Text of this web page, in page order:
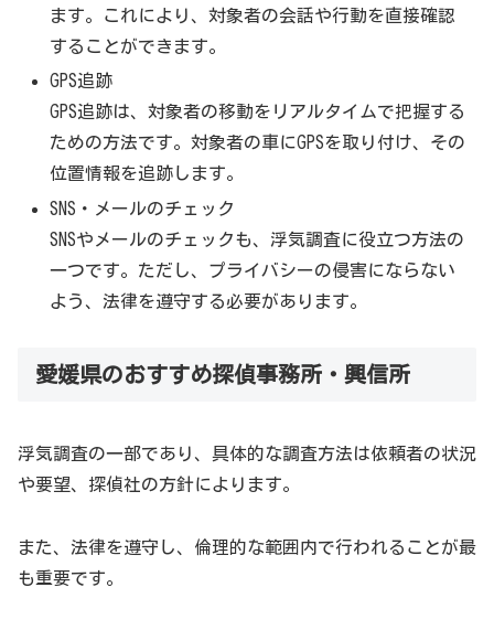
ます。これにより、対象者の会話や行動を直接確認
することができます。
GPS追跡
GPS追跡は、対象者の移動をリアルタイムで把握する
ための方法です。対象者の車にGPSを取り付け、その
位置情報を追跡します。
SNS・メールのチェック
SNSやメールのチェックも、浮気調査に役立つ方法の
一つです。ただし、プライバシーの侵害にならない
よう、法律を遵守する必要があります。
愛媛県のおすすめ探偵事務所・興信所
浮気調査の一部であり、具体的な調査方法は依頼者の状況
や要望、探偵社の方針によります。
また、法律を遵守し、倫理的な範囲内で行われることが最
も重要です。